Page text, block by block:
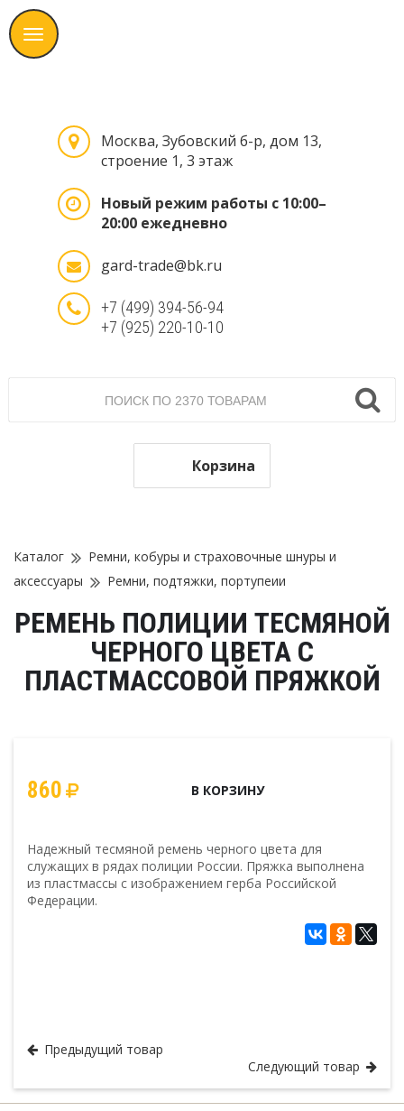
Москва, Зубовский б-р, дом 13,
строение 1, 3 этаж
Новый режим работы с 10:00–
20:00 ежедневно
gard-trade@bk.ru
+7 (499) 394-56-94
+7 (925) 220-10-10
Корзина
Каталог
Ремни, кобуры и страховочные шнуры и
аксессуары
Ремни, подтяжки, портупеии
РЕМЕНЬ ПОЛИЦИИ ТЕСМЯНОЙ
ЧЕРНОГО ЦВЕТА С
ПЛАСТМАССОВОЙ ПРЯЖКОЙ
860 В КОРЗИНУ
Надежный тесмяной ремень черного цвета для
служащих в рядах полиции России. Пряжка выполнена
из пластмассы с изображением герба Российской
Федерации.
Предыдущий товар
Следующий товар